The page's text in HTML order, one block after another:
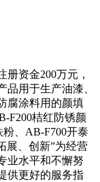
资金200万元，
用于生产油漆、
腐涂料用的颜填
F200桔红防锈颜
、AB-F700开泰
展、创新”为经营
业水平和不懈努
供更好的服务指